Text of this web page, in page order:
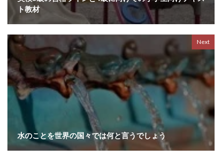
ト教材
Next
水のことを世界の国々では何と言うでしょう